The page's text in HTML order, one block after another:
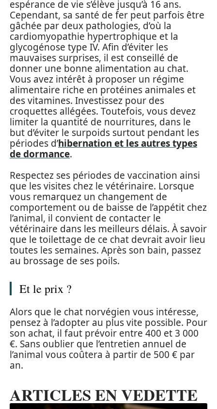
espérance de vie s’élève jusqu’à 16 ans.
Cependant, sa santé de fer peut parfois être
gâchée par deux pathologies, d’où la
cardiomyopathie hypertrophique et la
glycogénose type IV. Afin d’éviter les
mauvaises surprises, il est conseillé de
donner une bonne alimentation au chat.
Vous avez intérêt à proposer un régime
alimentaire riche en protéines animales et
des vitamines. Investissez pour des
croquettes allégées. Toutefois, vous devez
limiter la quantité de nourritures, dans le
but d’éviter le surpoids surtout pendant les
périodes d’hibernation et les autres types
de dormance.
Respectez ses périodes de vaccination ainsi
que les visites chez le vétérinaire. Lorsque
vous remarquez un changement de
comportement ou de baisse de l’appétit chez
l’animal, il convient de contacter le
vétérinaire dans les meilleurs délais. À savoir
que le toilettage de ce chat devrait avoir lieu
toutes les semaines. Après son bain, passez
au brossage de ses poils.
Et le prix ?
Alors que le chat norvégien vous intéresse,
pensez à l’adopter au plus vite possible. Pour
son achat, il faut prévoir entre 400 et 3 000
€. Sans oublier que l’entretien annuel de
l’animal vous coûtera à partir de 500 € par
an.
ARTICLES EN VEDETTE